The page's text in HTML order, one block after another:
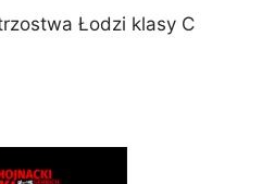
Łodzi klasy C